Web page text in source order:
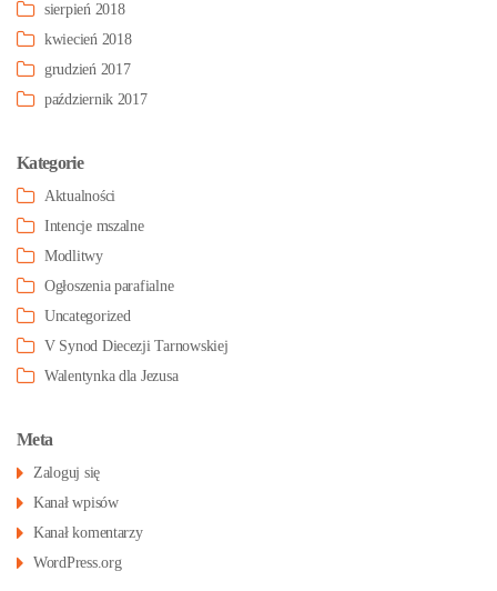
sierpień 2018
kwiecień 2018
grudzień 2017
październik 2017
Kategorie
Aktualności
Intencje mszalne
Modlitwy
Ogłoszenia parafialne
Uncategorized
V Synod Diecezji Tarnowskiej
Walentynka dla Jezusa
Meta
Zaloguj się
Kanał wpisów
Kanał komentarzy
WordPress.org